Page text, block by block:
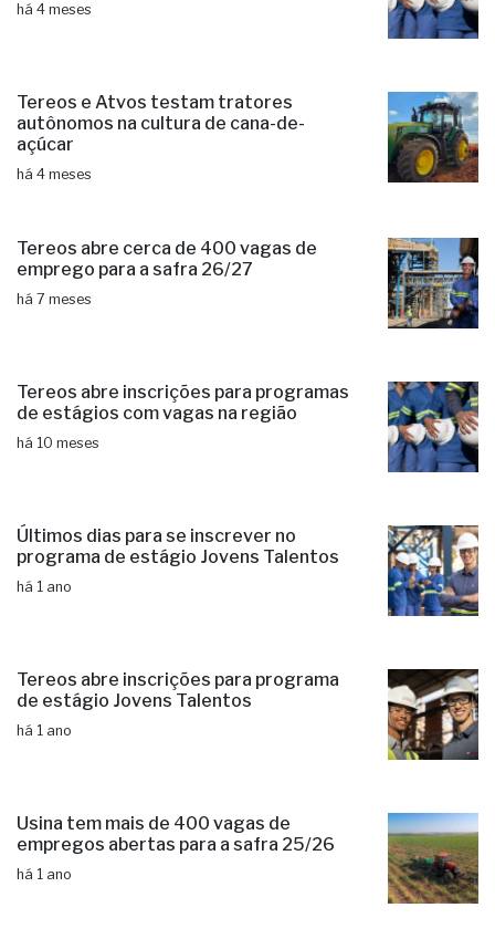
há 4 meses
Tereos e Atvos testam tratores
autônomos na cultura de cana-de-
açúcar
há 4 meses
Tereos abre cerca de 400 vagas de
emprego para a safra 26/27
há 7 meses
Tereos abre inscrições para programas
de estágios com vagas na região
há 10 meses
Últimos dias para se inscrever no
programa de estágio Jovens Talentos
há 1 ano
Tereos abre inscrições para programa
de estágio Jovens Talentos
há 1 ano
Usina tem mais de 400 vagas de
empregos abertas para a safra 25/26
há 1 ano